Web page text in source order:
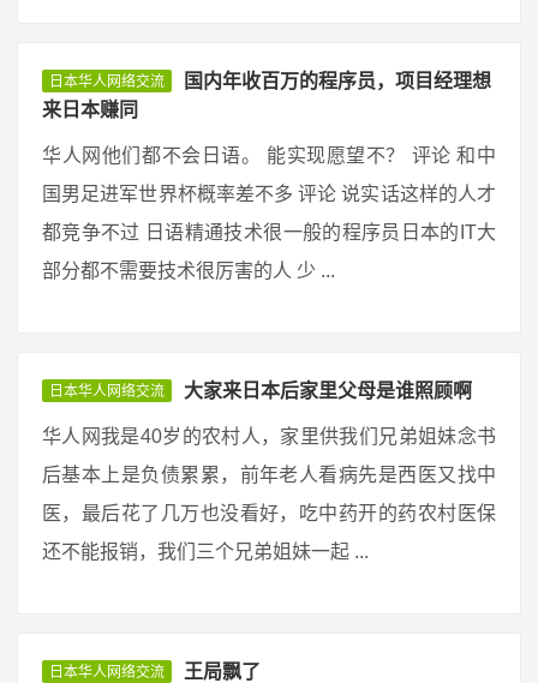
日本华人网络交流
国内年收百万的程序员，项目经理想
来日本赚同
华人网他们都不会日语。 能实现愿望不？ 评论 和中
国男足进军世界杯概率差不多 评论 说实话这样的人才
都竞争不过 日语精通技术很一般的程序员日本的IT大
部分都不需要技术很厉害的人 少 ...
日本华人网络交流 大家来日本后家里父母是谁照顾啊
华人网我是40岁的农村人，家里供我们兄弟姐妹念书
后基本上是负债累累，前年老人看病先是西医又找中
医，最后花了几万也没看好，吃中药开的药农村医保
还不能报销，我们三个兄弟姐妹一起 ...
日本华人网络交流 王局飘了